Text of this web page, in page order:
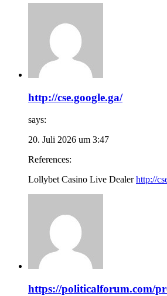
http://cse.google.ga/
says:
20. Juli 2026 um 3:47
References:
Lollybet Casino Live Dealerhttp://
https://politicalforum.com/